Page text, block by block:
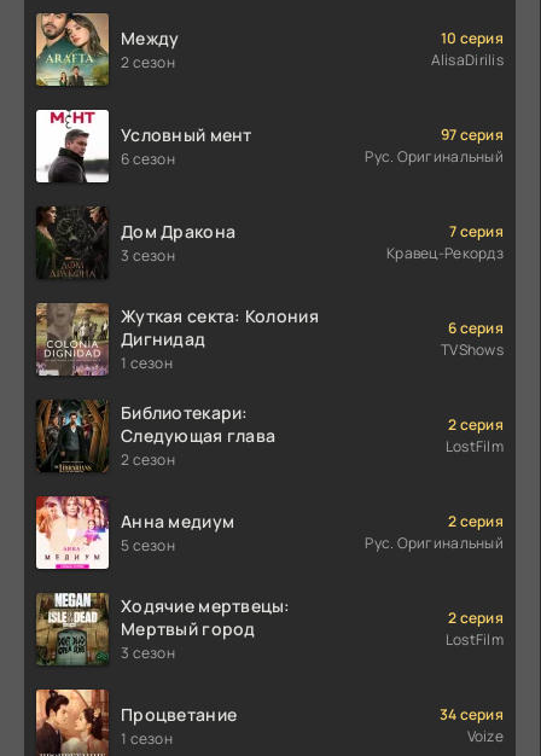
Между
2 сезон
10 серия
AlisaDirilis
Условный мент
6 сезон
97 серия
Рус. Оригинальный
Дом Дракона
3 сезон
7 серия
Кравец-Рекордз
Жуткая секта: Колония
Дигнидад
1 сезон
6 серия
TVShows
Библиотекари:
Следующая глава
2 сезон
2 серия
LostFilm
Анна медиум
5 сезон
2 серия
Рус. Оригинальный
Ходячие мертвецы:
Мертвый город
3 сезон
2 серия
LostFilm
Процветание
1 сезон
34 серия
Voize